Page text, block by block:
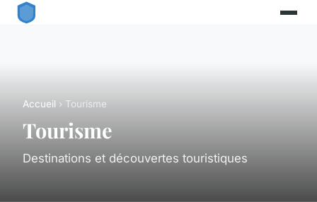
Accueil › Tourisme
Tourisme
Destinations et découvertes touristiques